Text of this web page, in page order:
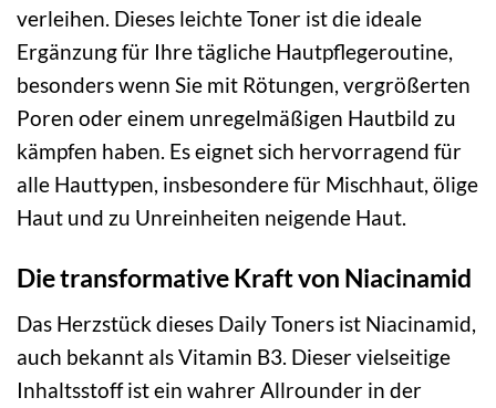
verleihen. Dieses leichte Toner ist die ideale
Ergänzung für Ihre tägliche Hautpflegeroutine,
besonders wenn Sie mit Rötungen, vergrößerten
Poren oder einem unregelmäßigen Hautbild zu
kämpfen haben. Es eignet sich hervorragend für
alle Hauttypen, insbesondere für Mischhaut, ölige
Haut und zu Unreinheiten neigende Haut.
Die transformative Kraft von Niacinamid
Das Herzstück dieses Daily Toners ist Niacinamid,
auch bekannt als Vitamin B3. Dieser vielseitige
Inhaltsstoff ist ein wahrer Allrounder in der